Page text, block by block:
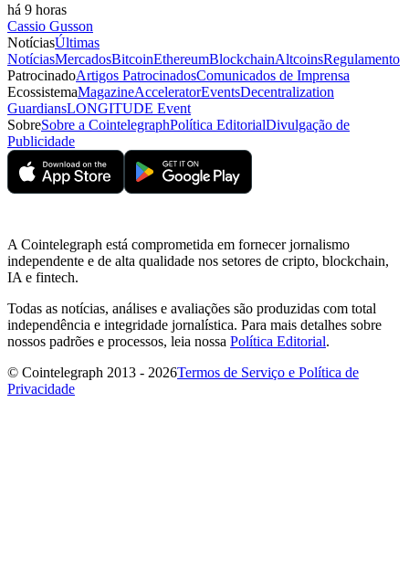
há 9 horas
Cassio Gusson
NotíciasÚltimas
NotíciasMercadosBitcoinEthereumBlockchainAltcoinsRegulamento
PatrocinadoArtigos PatrocinadosComunicados de Imprensa
EcossistemaMagazineAcceleratorEventsDecentralization
GuardiansLONGITUDE Event
SobreSobre a CointelegraphPolítica EditorialDivulgação de
Publicidade
A Cointelegraph está comprometida em fornecer jornalismo
independente e de alta qualidade nos setores de cripto, blockchain,
IA e fintech.
Todas as notícias, análises e avaliações são produzidas com total
independência e integridade jornalística. Para mais detalhes sobre
nossos padrões e processos, leia nossa Política Editorial.
© Cointelegraph 2013 - 2026Termos de Serviço e Política de
Privacidade